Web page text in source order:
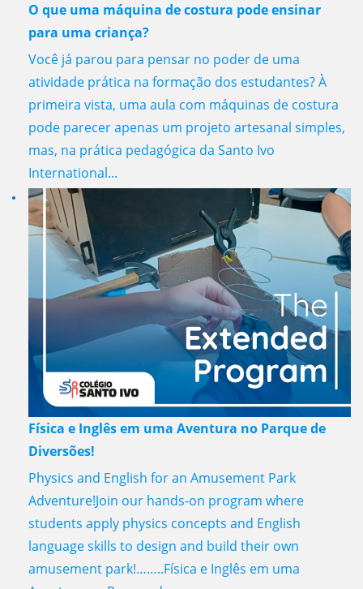
O que uma máquina de costura pode ensinar
para uma criança?
Você já parou para pensar no poder de uma
atividade prática na formação dos estudantes? À
primeira vista, uma aula com máquinas de costura
pode parecer apenas um projeto artesanal simples,
mas, na prática pedagógica da Santo Ivo
International...
Física e Inglês em uma Aventura no Parque de
Diversões!
Physics and English for an Amusement Park
Adventure!Join our hands-on program where
students apply physics concepts and English
language skills to design and build their own
amusement park!……..Física e Inglês em uma